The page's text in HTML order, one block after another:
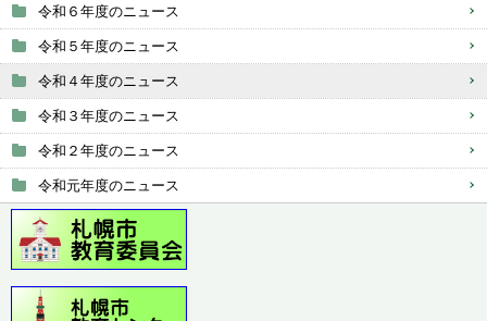
令和６年度のニュース
令和５年度のニュース
令和４年度のニュース
令和３年度のニュース
令和２年度のニュース
令和元年度のニュース